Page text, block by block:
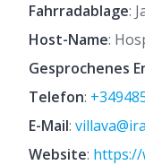
Fahrradablage:
Host-Name:
Gesprochenes
Telefon:
E-Mail:
Website: https://